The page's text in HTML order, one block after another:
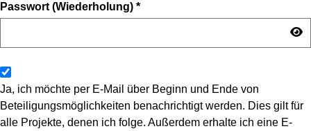
Passwort (Wiederholung) *
Ja, ich möchte per E-Mail über Beginn und Ende von
Beteiligungsmöglichkeiten benachrichtigt werden. Dies gilt für
alle Projekte, denen ich folge. Außerdem erhalte ich eine E-